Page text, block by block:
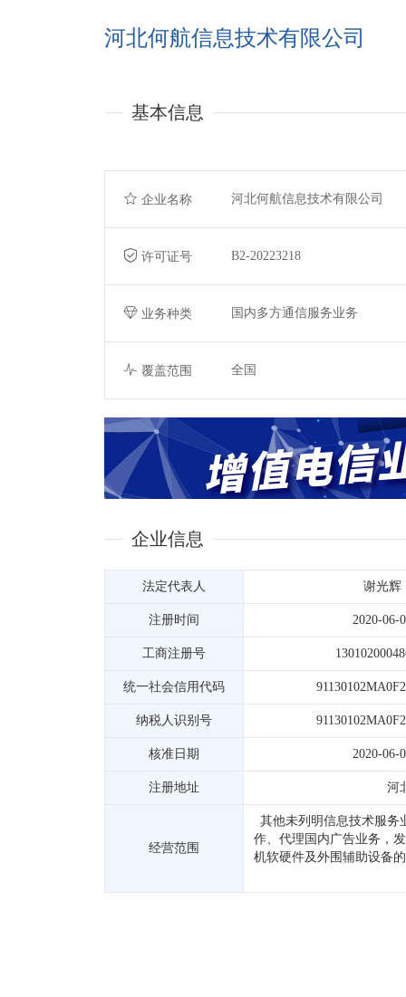
河北何航信息技术有限公司
基本信息
企业名称 河北何航信息技术有限公司
许可证号 B2-20223218
业务种类 国内多方通信服务业务
覆盖范围 全国
企业信息
法定代表人 谢光辉
注册时间 2020-06-
工商注册号
统一社会信用代码
纳税人识别号
核准日期 2020-06-
注册地址 河
经营范围
其他未列明信息技术服务
作、代理国内广告业务，
机软硬件及外围辅助设备